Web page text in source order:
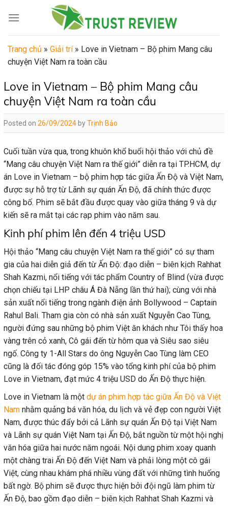
Trang chủ » Giải trí» Love in Vietnam – Bộ phim Mang câu
chuyện Việt Nam ra toàn cầu
Love in Vietnam – Bộ phim Mang câu
chuyện Việt Nam ra toàn cầu
Posted on 26/09/2024 byTrịnh Bảo
Cuối tuần vừa qua, trong khuôn khổ buổi hội thảo với chủ đề
“Mang câu chuyện Việt Nam ra thế giới” diễn ra tại TP.HCM, dự
án Love in Vietnam – bộ phim hợp tác giữa Ấn Độ và Việt Nam,
được sự hỗ trợ từ Lãnh sự quán Ấn Độ, đã chính thức được
công bố. Phim sẽ bắt đầu được quay vào giữa tháng 9 và dự
kiến sẽ ra mắt tại các rạp phim vào năm sau.
Kinh phí phim lên đến 4 triệu USD
Hội thảo “Mang câu chuyện Việt Nam ra thế giới” có sự tham
gia của hai diễn giả đến từ Ấn Độ: đạo diễn – biên kịch Rahhat
Shah Kazmi, nổi tiếng với tác phẩm Country of Blind (vừa được
chọn chiếu tại LHP châu Á Đà Nẵng lần thứ hai); cùng với nhà
sản xuất nổi tiếng trong ngành điện ảnh Bollywood – Captain
Rahul Bali. Tham gia còn có nhà sản xuất Nguyễn Cao Tùng,
người đứng sau những bộ phim Việt ăn khách như Tôi thấy hoa
vàng trên cỏ xanh, Cô gái đến từ hôm qua và Siêu sao siêu
ngố. Công ty 1-All Stars do ông Nguyễn Cao Tùng làm CEO
cũng là đối tác đóng góp 15% vào tổng kinh phí của bộ phim
Love in Vietnam, đạt mức 4 triệu USD do Ấn Độ thực hiện.
Love in Vietnam là một dự án phim hợp tác giữa Ấn Độ và Việt
Nam nhằm quảng bá văn hóa, du lịch và vẻ đẹp con người Việt
Nam, được thúc đẩy bởi cả Lãnh sự quán Ấn Độ tại Việt Nam
và Lãnh sự quán Việt Nam tại Ấn Độ, bắt nguồn từ một hội nghị
văn hóa giữa hai nước năm ngoái. Nội dung phim xoay quanh
một chàng trai Ấn Độ đến Việt Nam và phải lòng một cô gái
Việt, cùng nhau khám phá nhiều vùng đất với những tình huống
bất ngờ. Bộ phim sẽ được thực hiện bởi đội ngũ làm phim từ
Ấn Độ, bao gồm đạo diễn – biên kịch Rahhat Shah Kazmi và